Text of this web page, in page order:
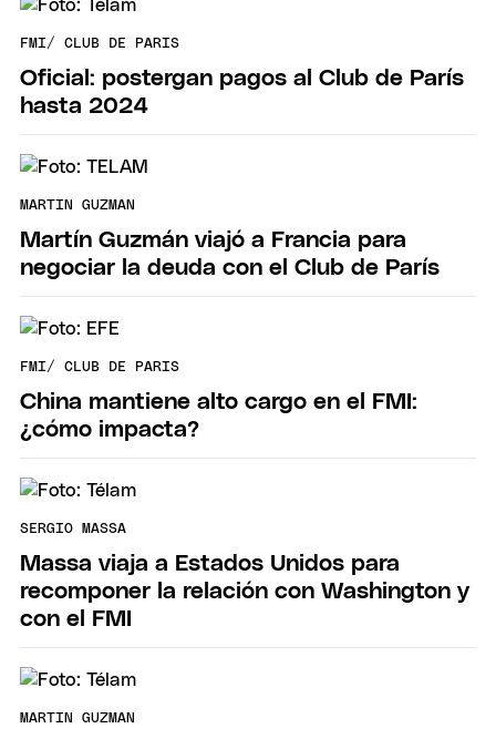
FMI/ CLUB DE PARIS
Oficial: postergan pagos al Club de París
hasta 2024
MARTIN GUZMAN
Martín Guzmán viajó a Francia para
negociar la deuda con el Club de París
FMI/ CLUB DE PARIS
China mantiene alto cargo en el FMI:
¿cómo impacta?
SERGIO MASSA
Massa viaja a Estados Unidos para
recomponer la relación con Washington y
con el FMI
MARTIN GUZMAN